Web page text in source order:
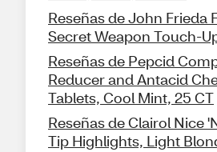
Reseñas de John Frieda
Secret Weapon Touch-
Reseñas de Pepcid
Reducer and Antacid
Tablets, Cool Mint, 25 CT
Reseñas de Clairol Nice
Tip Highlights, Light